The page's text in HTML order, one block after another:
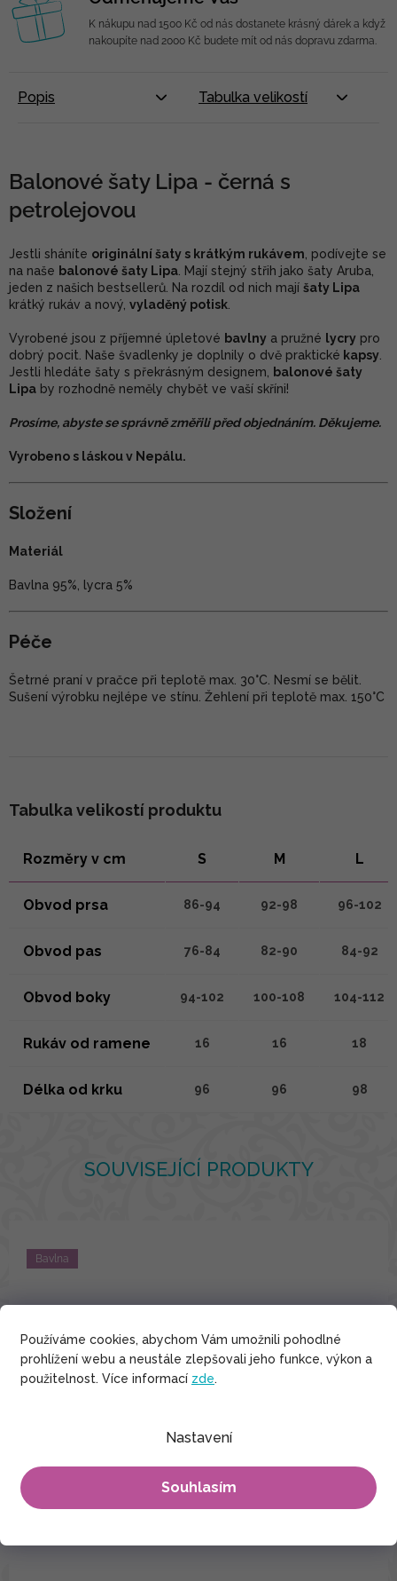
Používáme cookies, abychom Vám umožnili pohodlné
prohlížení webu a neustále zlepšovali jeho funkce, výkon a
použitelnost. Více informací zde.
Nastavení
Souhlasím
SOUVISEJÍCÍ PRODUKTY
Bavlna
K nákupu nad 1500 Kč od nás dostanete krásný dárek a když
nakoupíte nad 2000 Kč budete mít od nás dopravu zdarma.
Popis Tabulka velikostí
Balonové šaty Lipa - černá s
petrolejovou
Jestli sháníte originální šaty s krátkým rukávem , podívejte se
na naše balonové šaty Lipa . Mají stejný střih jako šaty Aruba,
jeden z našich bestsellerů. Na rozdíl od nich mají šaty Lipa
krátký rukáv a nový, vyladěný potisk
Vyrobené jsou z příjemné úpletové bavlny a pružné lycry pro
dobrý pocit. Naše švadlenky je doplnily o dvě praktické kapsy
Jestli hledáte šaty s překrásným designem,
balonové šaty
Lipa by rozhodně neměly chybět ve vaší skříni!
Prosíme, abyste se správně změřili před objednáním. Děkujeme.
Vyrobeno s láskou v Nepálu.
Složení
Materiál
Bavlna 95%, lycra 5%
Péče
Šetrné praní v pračce při teplotě max. 30°C. Nesmí se bělit.
Sušení výrobku nejlépe ve stínu. Žehlení při teplotě max. 150°C
Tabulka velikostí produktu
Rozměry v cm S M L
Obvod prsa 86-94 92-98 96-102
Obvod pas 76-84 82-90 84-92
Obvod boky 94-102 100-108 104-112
Rukáv od ramene 16 16 18
Délka od krku 96 96 98